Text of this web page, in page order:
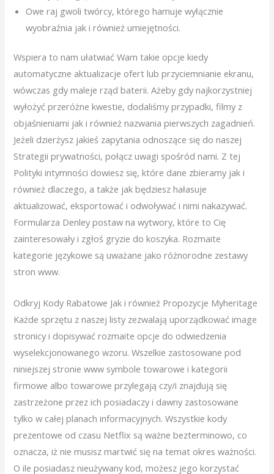
Owe raj gwoli twórcy, którego hamuje wyłącznie
wyobraźnia jak i również umiejętności.
Wspiera to nam ułatwiać Wam takie opcje kiedy
automatyczne aktualizacje ofert lub przyciemnianie ekranu,
wówczas gdy maleje rząd baterii. Ażeby gdy najkorzystniej
wyłożyć przeróżne kwestie, dodaliśmy przypadki, filmy z
objaśnieniami jak i również nazwania pierwszych zagadnień.
Jeżeli dzierżysz jakieś zapytania odnoszące się do naszej
Strategii prywatności, połącz uwagi spośród nami. Z tej
Polityki intymności dowiesz się, które dane zbieramy jak i
również dlaczego, a także jak będziesz hałasuje
aktualizować, eksportować i odwoływać i nimi nakazywać.
Formularza Denley postaw na wytwory, które to Cię
zainteresowały i zgłoś gryzie do koszyka. Rozmaite
kategorie językowe są uważane jako różnorodne zestawy
stron www.
Odkryj Kody Rabatowe Jak i również Propozycje Myheritage
Każde sprzętu z naszej listy zezwalają uporządkować image
stronicy i dopisywać rozmaite opcje do odwiedzenia
wyselekcjonowanego wzoru. Wszelkie zastosowane pod
niniejszej stronie www symbole towarowe i kategorii
firmowe albo towarowe przylegają czy/i znajdują się
zastrzeżone przez ich posiadaczy i dawny zastosowane
tylko w całej planach informacyjnych. Wszystkie kody
prezentowe od czasu Netflix są ważne bezterminowo, co
oznacza, iż nie musisz martwić się na temat okres ważności.
O ile posiadasz nieużywany kod, możesz jego korzystać